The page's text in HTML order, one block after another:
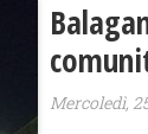
Mercoledì,